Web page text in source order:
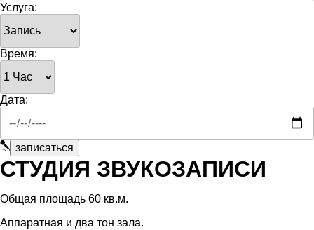
Услуга:
Время:
Дата:
СТУДИЯ ЗВУКОЗАПИСИ
Общая площадь 60 кв.м.
Аппаратная и два тон зала.